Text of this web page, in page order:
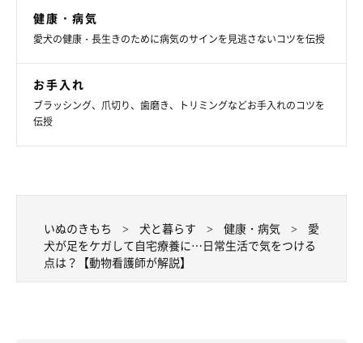
健康・病気
愛犬の健康・長生きのために病気のサインを見逃さないコツを伝授
お手入れ
ブラッシング、爪切り、歯磨き、トリミングなどお手入れのコツを
伝授
いぬのきもち 犬と暮らす 健康・病気
愛
犬が足をケガして自宅療養に…日常生活で気をつける
点は？【動物看護師が解説】